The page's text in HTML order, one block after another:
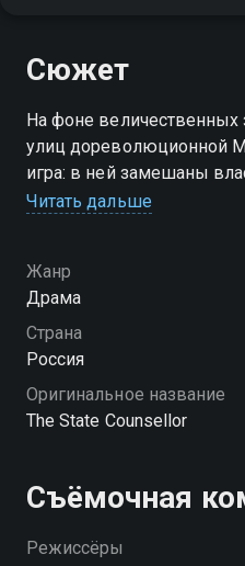
Сюжет
На фоне
улиц дореволюционной
игра: в ней замешаны
дерзкие налётчики и
Политическое убийство
точкой в цепи событий,
стоить жизни. «Статский
онлайн в хорошем
Читать дальше
Жанр
Драма
Страна
Россия
Оригинальное название
The State Counsellor
Съёмочная
Режиссёры